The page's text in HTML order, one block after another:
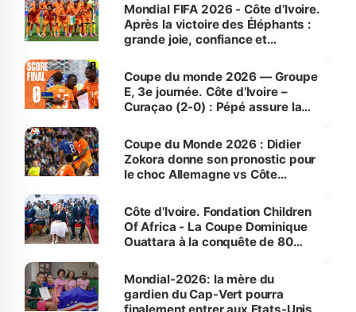
Mondial FIFA 2026 - Côte d’Ivoire.
Après la victoire des Éléphants :
grande joie, confiance et
(reportage)
Coupe du monde 2026 — Groupe
E, 3e journée. ‎Côte d’Ivoire –
Curaçao (2-0) : Pépé assure la
Coupe du Monde 2026 : Didier
Zokora donne son pronostic pour
le choc Allemagne vs Côte
Côte d’Ivoire. Fondation Children
Of Africa - La Coupe Dominique
Ouattara à la conquête de 80
Mondial-2026: la mère du
gardien du Cap-Vert pourra